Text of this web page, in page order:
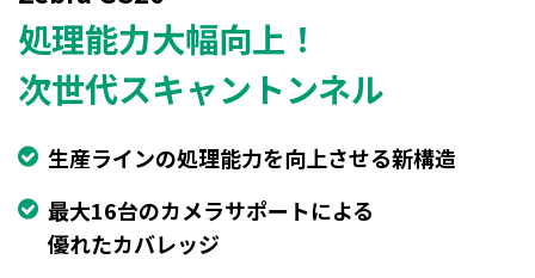
処理能力大幅向上！
次世代スキャントンネル
生産ラインの処理能力を向上させる新構造
最大16台のカメラサポートによる
優れたカバレッジ